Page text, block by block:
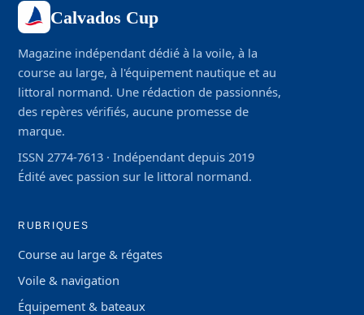
Calvados Cup
Magazine indépendant dédié à la voile, à la
course au large, à l'équipement nautique et au
littoral normand. Une rédaction de passionnés,
des repères vérifiés, aucune promesse de
marque.
ISSN 2774-7613 · Indépendant depuis 2019
Édité avec passion sur le littoral normand.
RUBRIQUES
Course au large & régates
Voile & navigation
Équipement & bateaux